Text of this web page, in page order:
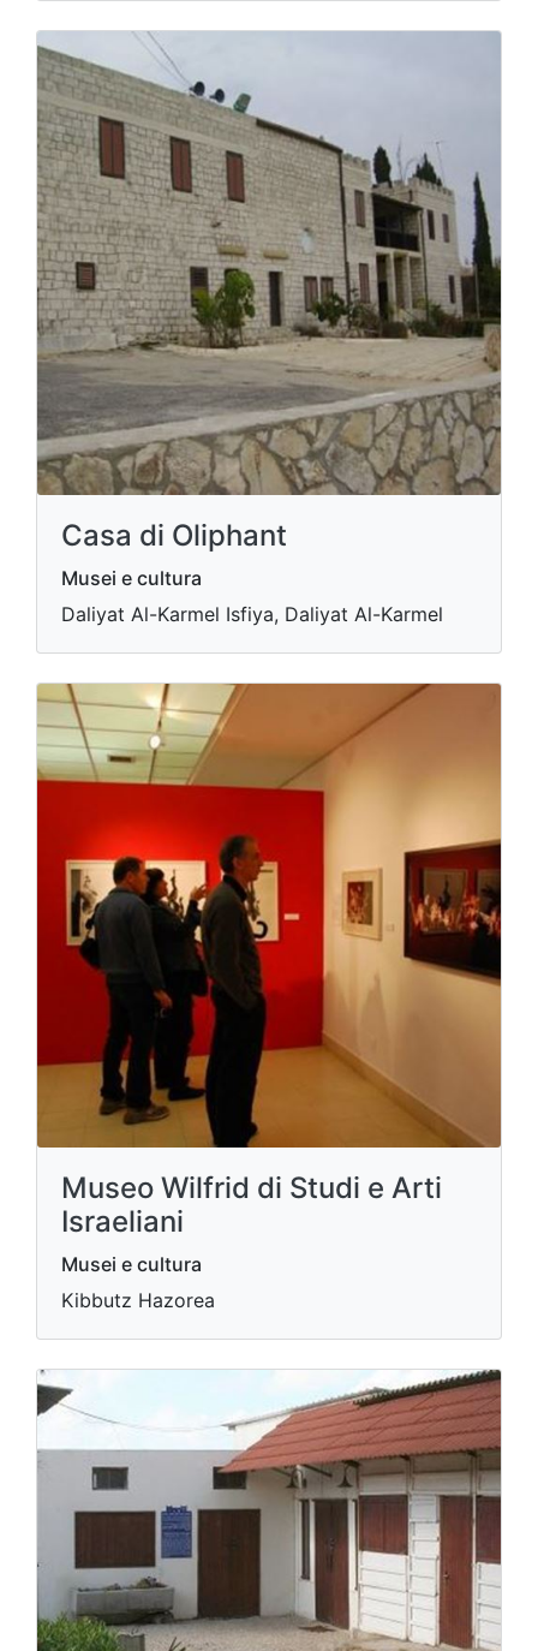
Casa di Oliphant
Musei e cultura
Daliyat Al-Karmel Isfiya, Daliyat Al-Karmel
Museo Wilfrid di Studi e Arti
Israeliani
Musei e cultura
Kibbutz Hazorea